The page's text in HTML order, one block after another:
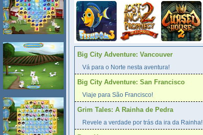
Big City Adventure: Vancouver
Vá para o Norte nesta aventura!
Big City Adventure: San Francisco
Viaje para São Francisco!
Grim Tales: A Rainha de Pedra
Revele a verdade por trás da ira da Rainha!